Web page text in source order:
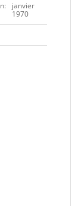
janvier
1970